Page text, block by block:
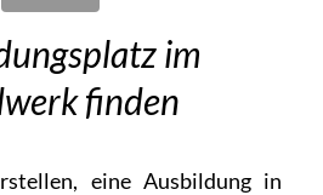
im
finden
eine Ausbildung in